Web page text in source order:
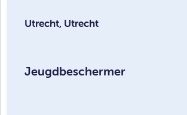
Utrecht, Utrecht
Jeugdbeschermer